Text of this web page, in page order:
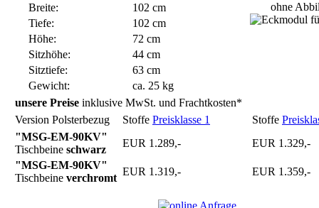
ohne
Breite:
102 cm
Tiefe:
102 cm
Höhe:
72 cm
Sitzhöhe:
44 cm
Sitztiefe:
63 cm
Gewicht:
ca. 25 kg
unsere Preise inklusive MwSt. und Frachtkosten*
Version Polsterbezug
Stoffe Preisklasse 1 Stoffe
"MSG-EM-90KV"
Tischbeine schwarz
EUR 1.289,-
EUR 1.329,-
"MSG-EM-90KV"
Tischbeine verchromt
EUR 1.319,- EUR 1.359,-